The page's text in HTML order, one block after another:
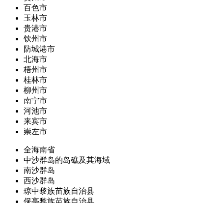
百色市
玉林市
贵港市
钦州市
防城港市
北海市
梧州市
桂林市
柳州市
南宁市
河池市
来宾市
崇左市
全海南省
中沙群岛的岛礁及其海域
南沙群岛
西沙群岛
琼中黎族苗族自治县
保亭黎族苗族自治县